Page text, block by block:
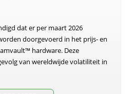
dat er per maart 2026
doorgevoerd in het prijs- en
hardware. Deze
van wereldwijde volatiliteit in